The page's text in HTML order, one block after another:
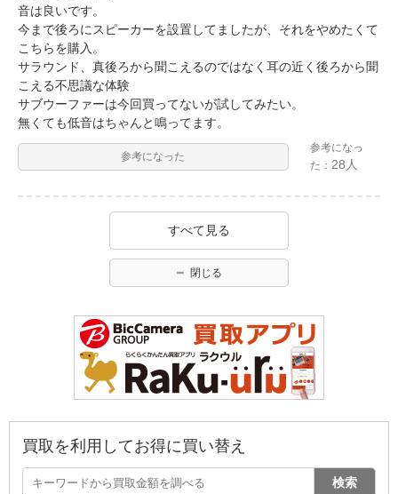
音は良いです。
今まで後ろにスピーカーを設置してましたが、それをやめたくて
こちらを購入。
サラウンド、真後ろから聞こえるのではなく耳の近く後ろから聞
こえる不思議な体験
サブウーファーは今回買ってないが試してみたい。
無くても低音はちゃんと鳴ってます。
参考になった
参考になっ
た： 28人
すべて見る
閉じる
買取を利用してお得に買い替え
検索